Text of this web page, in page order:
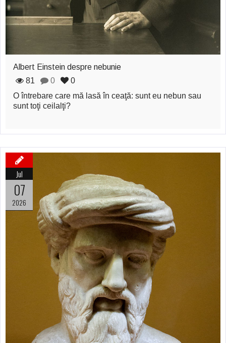
Albert Einstein despre nebunie
81
0
0
O întrebare care mă lasă în ceaţă: sunt eu nebun sau
sunt toţi ceilalţi?
Jul
07
2026